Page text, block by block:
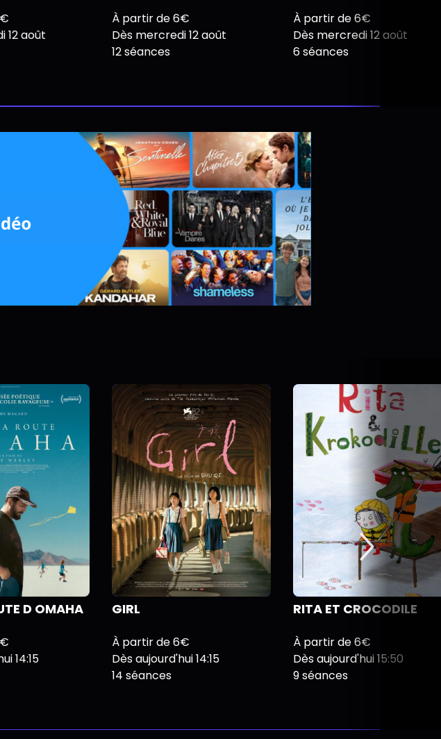
12 août
À partir de 6€
Dès mercredi 12 août
12 séances
À partir de 6€
Dès mercredi 12 août
6 séances
D OMAHA
14:15
GIRL
À partir de 6€
Dès aujourd'hui 14:15
14 séances
RITA ET CROCODILE
À partir de 6€
Dès aujourd'hui 15:50
9 séances